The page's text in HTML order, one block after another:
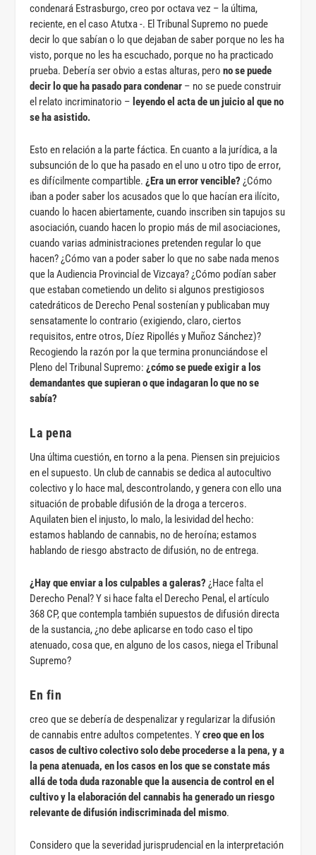
condenará Estrasburgo, creo por octava vez – la última,
reciente, en el caso Atutxa -. El Tribunal Supremo no puede
decir lo que sabían o lo que dejaban de saber porque no les ha
visto, porque no les ha escuchado, porque no ha practicado
prueba. Debería ser obvio a estas alturas, perono se puede
decir lo que ha pasado para condenar – no se puede construir
el relato incriminatorio – leyendo el acta de un juicio al que no
se ha asistido.
Esto en relación a la parte fáctica. En cuanto a la jurídica, a la
subsunción de lo que ha pasado en el uno u otro tipo de error,
es difícilmente compartible.¿Era un error vencible? ¿Cómo
iban a poder saber los acusados que lo que hacían era ilícito,
cuando lo hacen abiertamente, cuando inscriben sin tapujos su
asociación, cuando hacen lo propio más de mil asociaciones,
cuando varias administraciones pretenden regular lo que
hacen? ¿Cómo van a poder saber lo que no sabe nada menos
que la Audiencia Provincial de Vizcaya? ¿Cómo podían saber
que estaban cometiendo un delito si algunos prestigiosos
catedráticos de Derecho Penal sostenían y publicaban muy
sensatamente lo contrario (exigiendo, claro, ciertos
requisitos, entre otros, Díez Ripollés y Muñoz Sánchez)?
Recogiendo la razón por la que termina pronunciándose el
Pleno del Tribunal Supremo:¿cómo se puede exigir a los
demandantes que supieran o que indagaran lo que no se
sabía?
La pena
Una última cuestión, en torno a la pena. Piensen sin prejuicios
en el supuesto. Un club de cannabis se dedica al autocultivo
colectivo y lo hace mal, descontrolando, y genera con ello una
situación de probable difusión de la droga a terceros.
Aquilaten bien el injusto, lo malo, la lesividad del hecho:
estamos hablando de cannabis, no de heroína; estamos
hablando de riesgo abstracto de difusión, no de entrega.
¿Hay que enviar a los culpables a galeras?¿Hace falta el
Derecho Penal? Y si hace falta el Derecho Penal, el artículo
368 CP, que contempla también supuestos de difusión directa
de la sustancia, ¿no debe aplicarse en todo caso el tipo
atenuado, cosa que, en alguno de los casos, niega el Tribunal
Supremo?
En fin
creo que se debería de despenalizar y regularizar la difusión
de cannabis entre adultos competentes. Ycreo que en los
casos de cultivo colectivo solo debe procederse a la pena, y a
la pena atenuada, en los casos en los que se constate más
allá de toda duda razonable que la ausencia de control en el
cultivo y la elaboración del cannabis ha generado un riesgo
relevante de difusión indiscriminada del mismo.
Considero que la severidad jurisprudencial en la interpretación